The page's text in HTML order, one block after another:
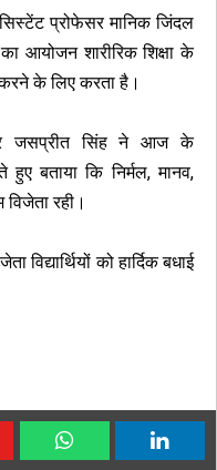
प्रोफेसर मानिक जिंदल
आयोजन शारीरिक शिक्षा के
करने के लिए करता है।
जसप्रीत सिंह ने आज के
बताया कि निर्मल, मानव,
रही।
को हार्दिक बधाई